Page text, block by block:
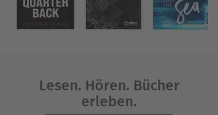
Lesen. Hören. Bücher
erleben.